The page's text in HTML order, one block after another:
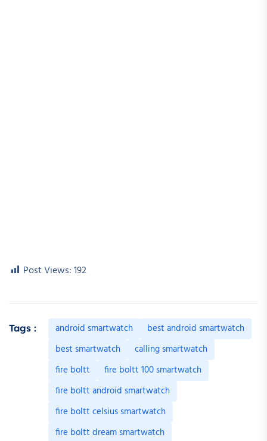
Post Views:192
Tags : android smartwatch
best android smartwatch
best smartwatch
calling smartwatch
fire boltt
fire boltt 100 smartwatch
fire boltt android smartwatch
fire boltt celsius smartwatch
fire boltt dream smartwatch